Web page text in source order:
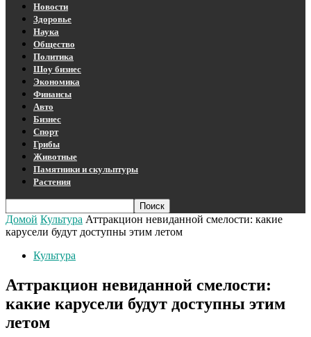
Новости
Здоровье
Наука
Общество
Политика
Шоу бизнес
Экономика
Финансы
Авто
Бизнес
Спорт
Грибы
Животные
Памятники и скульптуры
Растения
Домой Культура Аттракцион невиданной смелости: какие
карусели будут доступны этим летом
Культура
Аттракцион невиданной смелости:
какие карусели будут доступны этим
летом